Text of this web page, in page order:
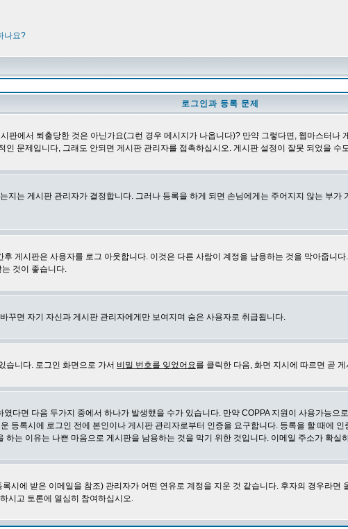
나요?
로그인과 등록 문제
판에서 퇴출당한 것은 아닌가요(그런 경우 메시지가 나옵니다)? 만약 그렇다면, 웹마스터
문제입니다, 그래도 안되면 게시판 관리자를 접촉하십시오. 게시판 설정이 잘못 되었을 수
지는 게시판 관리자가 결정합니다. 그러나 등록을 하게 되면 손님에게는 주어지지 않는 부
게시판은 사용자를 로그 아웃합니다. 이것은 다른 사람이 계정을 남용하는 것을 막아줍니
것이 좋습니다.
꾸면 자기 자신과 게시판 관리자에게만 보여지며 숨은 사용자로 취급됩니다.
습니다. 로그인 화면으로 가서 비밀 번호를 잊었어요를 클릭한 다음, 화면 지시에 따르면 곧
다면 다음 두가지 중에서 하나가 발생했을 수가 있습니다. 만약 COPPA 지원이 사용가능으
등록시에 로그인 전에 본인이나 게시판 관리자로부터 인증을 요구합니다. 등록을 할 때에
는 이유는 나쁜 마음으로 게시판을 남용하는 것을 막기 위한 것입니다. 이메일 주소가 확실
시에 받은 이메일을 참조) 관리자가 어떤 연유로 계정을 지운 것 같습니다. 후자의 경우라
시고 토론에 열심히 참여하십시오.